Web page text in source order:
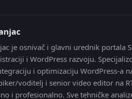
je osnivač i glavni urednik portala
i WordPress razvoju.
i optimizaciju WordPress-a
voditelj i senior video editor na
i profesionalno. Sve tehničke